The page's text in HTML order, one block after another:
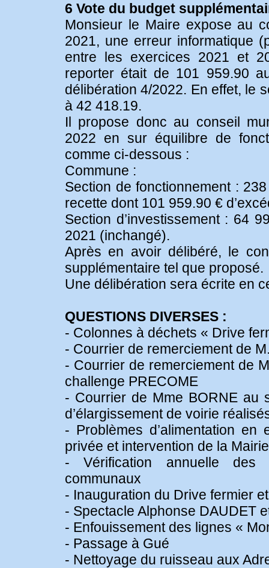
6 Vote du budget
Monsieur le Maire expose au
2021, une erreur informatique
entre les exercices 2021 et
reporter était de 101 959.90
délibération 4/2022. En effet, le
à 42 418.19.
Il propose donc au conseil
2022 en sur équilibre de
comme ci-dessous :
Commune :
Section de fonctionnement :
recette dont 101 959.90 €
Section d’investissement : 64
2021 (inchangé).
Après en avoir délibéré, le
supplémentaire tel que proposé.
Une délibération sera écrite en
QUESTIONS DIVERSES :
- Colonnes à déchets « Drive
- Courrier de remerciement de
- Courrier de remerciement de
challenge PRECOME
- Courrier de Mme BORNE au
d’élargissement de voirie
- Problèmes d’alimentation
privée et intervention de la
- Vérification annuelle des
communaux
- Inauguration du Drive fermier
- Spectacle Alphonse DAUDET
- Enfouissement des lignes «
- Passage à Gué
- Nettoyage du ruisseau aux